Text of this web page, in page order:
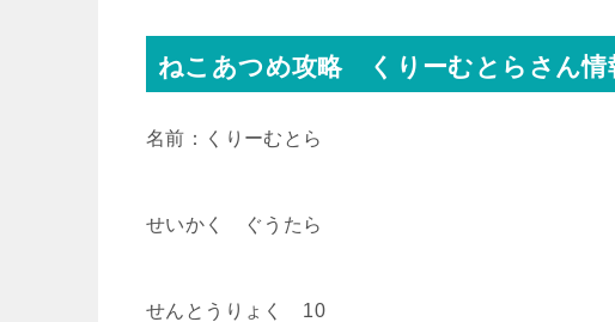
ねこあつめ攻略 くりーむとらさん情
名前：くりーむとら
せいかく ぐうたら
せんとうりょく 10